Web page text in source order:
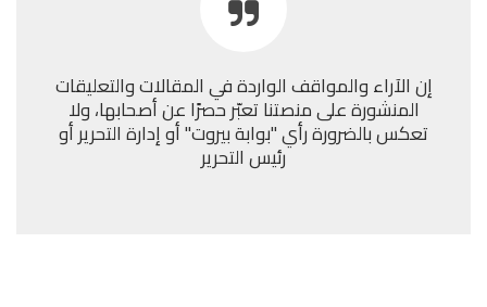
إن الآراء والمواقف الواردة في المقالات والتعليقات
المنشورة على منصتنا تعبّر حصرًا عن أصحابها، ولا
تعكس بالضرورة رأي "بوابة بيروت" أو إدارة التحرير أو
رئيس التحرير